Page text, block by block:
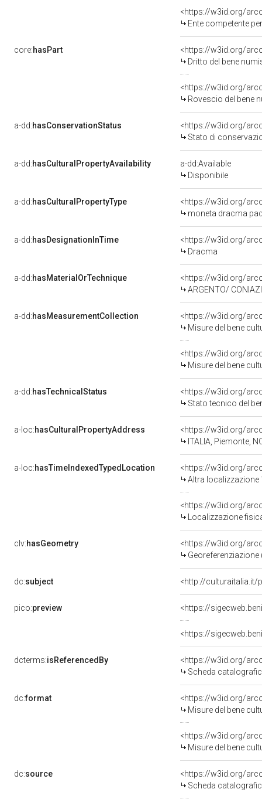
<https://w3id.org/
Ente competente per tutela del
core:hasPart
<https://w3id.org/
Dritto del bene
<https://w3id.org/
Rovescio del bene
a-dd:hasConservationStatus
<https://w3id.org/
Stato di
a-dd:hasCulturalPropertyAvailability
a-dd:Available
Disponibile
a-dd:hasCulturalPropertyType
<https://w3id.org/
moneta dracma
a-dd:hasDesignationInTime
<https://w3id.org/
Dracma
a-dd:hasMaterialOrTechnique
<https://w3id.org/
ARGENTO/
a-dd:hasMeasurementCollection
<https://w3id.org/
Misure del bene
<https://w3id.org/
Misure del bene
a-dd:hasTechnicalStatus
<https://w3id.org/
Stato tecnico del
a-loc:hasCulturalPropertyAddress
<https://w3id.org/
ITALIA, Piemonte,
a-loc:hasTimeIndexedTypedLocation
<https://w3id.org/
Altra localizzazione
<https://w3id.org/
Localizzazione
clv:hasGeometry
<https://w3id.org/
dc:subject <http://culturaitalia.it/
pico:preview <https://
<https://
dcterms:isReferencedBy
<https://w3id.org/
Scheda
dc:format
<https://w3id.org/
Misure del bene
<https://w3id.org/
Misure del bene
dc:source
<https://w3id.org/
Scheda